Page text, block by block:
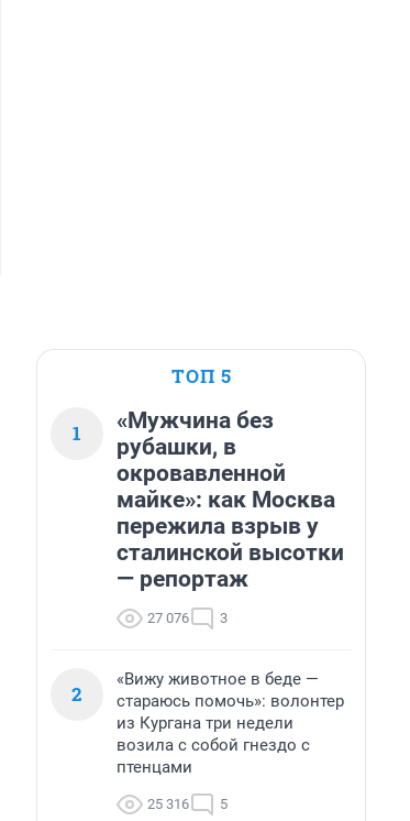
ТОП 5
1
«Мужчина без
рубашки, в
окровавленной
майке»: как Москва
пережила взрыв у
сталинской высотки
— репортаж
27 076 3
2
«Вижу животное в беде —
стараюсь помочь»: волонтер
из Кургана три недели
возила с собой гнездо с
птенцами
25 316 5